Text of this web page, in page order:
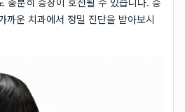
충분히 증상이 호전될 수 있습니다. 증
까운 치과에서 정밀 진단을 받아보시